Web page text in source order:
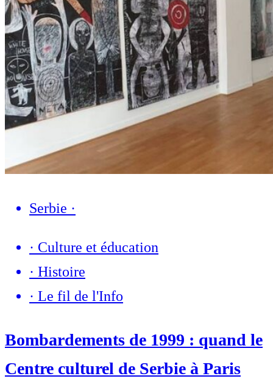
Serbie ·
· Culture et éducation
· Histoire
· Le fil de l'Info
Bombardements de 1999 : quand le
Centre culturel de Serbie à Paris